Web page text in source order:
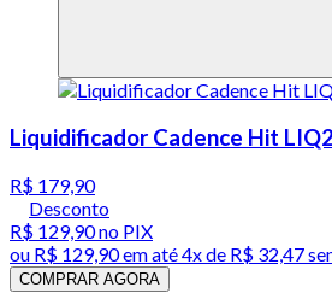
Liquidificador Cadence Hit
R$ 179,90
Desconto
R$ 129,90no PIX
ou R$ 129,90em até4x de R$ 32,47
COMPRAR AGORA